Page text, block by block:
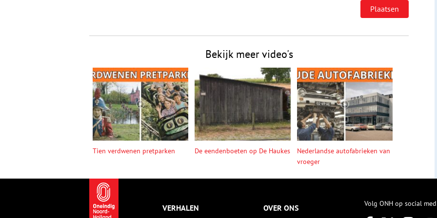
Bekijk meer video's
Tien verdwenen pretparken De eendenboeten op De Haukes
Nederlandse autofabrieken van
vroeger
VERHALEN OVER ONS Volg ONH op social